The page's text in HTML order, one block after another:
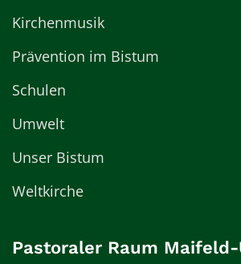
Kirchenmusik
Prävention im Bistum
Schulen
Umwelt
Unser Bistum
Weltkirche
Pastoraler Raum